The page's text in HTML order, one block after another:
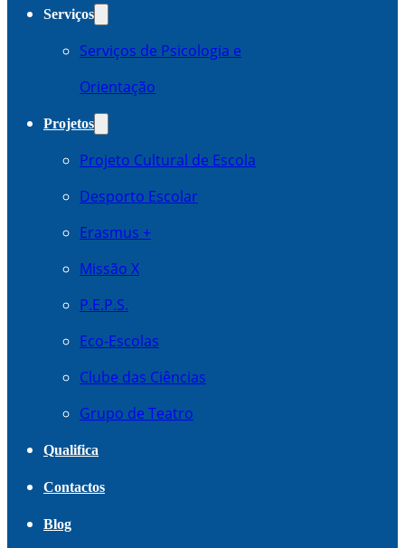
Serviços
Serviços de Psicologia e
Orientação
Projetos
Projeto Cultural de Escola
Desporto Escolar
Erasmus +
Missão X
P.E.P.S.
Eco-Escolas
Clube das Ciências
Grupo de Teatro
Qualifica
Contactos
Blog